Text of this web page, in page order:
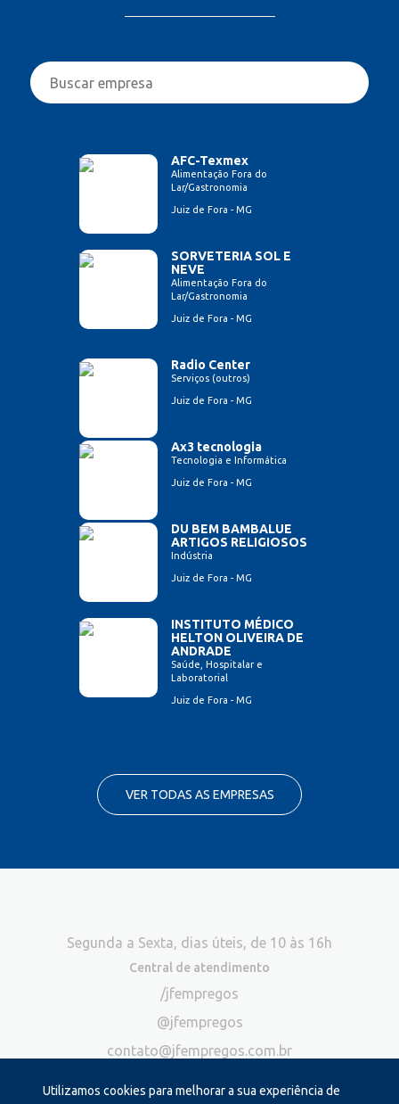
AFC-Texmex
Alimentação Fora do
Lar/Gastronomia
Juiz de Fora - MG
SORVETERIA SOL E
NEVE
Alimentação Fora do
Lar/Gastronomia
Juiz de Fora - MG
Radio Center
Serviços (outros)
Juiz de Fora - MG
Ax3 tecnologia
Tecnologia e Informática
Juiz de Fora - MG
DU BEM BAMBALUE
ARTIGOS RELIGIOSOS
Indústria
Juiz de Fora - MG
INSTITUTO MÉDICO
HELTON OLIVEIRA DE
ANDRADE
Saúde, Hospitalar e
Laboratorial
Juiz de Fora - MG
VER TODAS AS EMPRESAS
Utilizamos cookies para melhorar a sua experiência de
Segunda a Sexta, dias úteis, de 10 às 16h
Central de atendimento
/jfempregos
@jfempregos
contato@jfempregos.com.br